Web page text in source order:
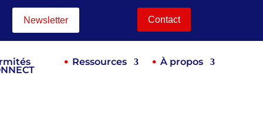
Newsletter Contact
Ressources À propos